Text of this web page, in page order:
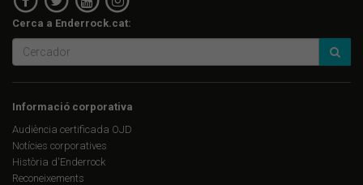
Cerca a Enderrock.cat:
Informació corporativa
Audiència certificada OJD
Notícies corporatives
Història d'Enderrock
Reconeixements